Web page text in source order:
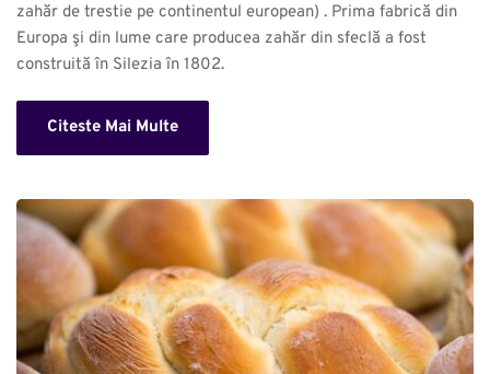
zahăr de trestie pe continentul european) . Prima fabrică din
Europa şi din lume care producea zahăr din sfeclă a fost
construită în Silezia în 1802.
Citeste Mai Multe